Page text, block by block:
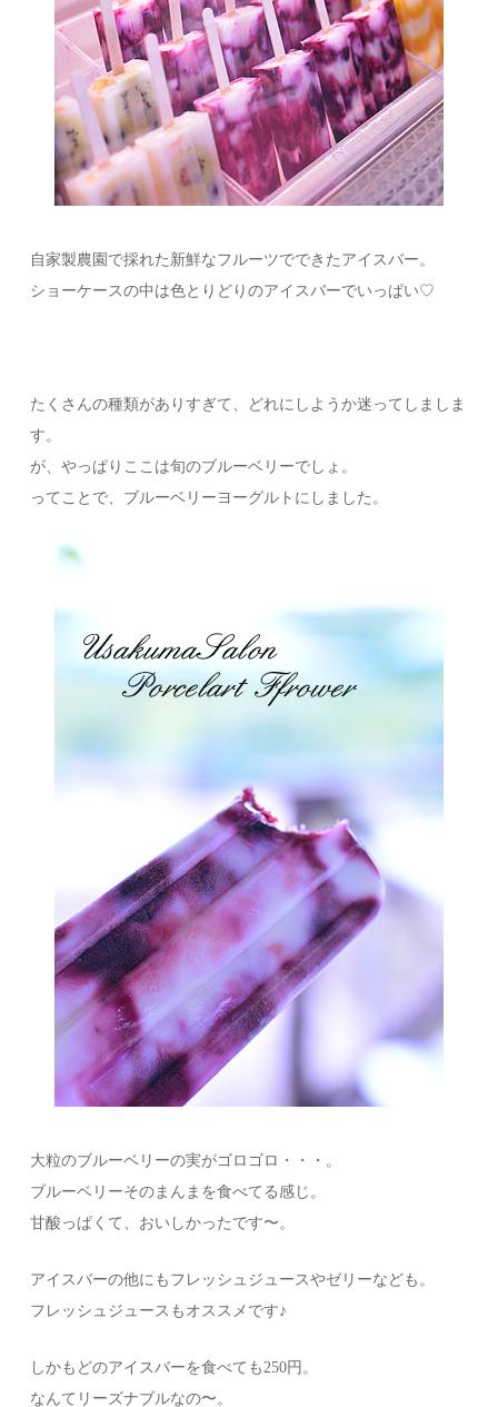
自家製農園で採れた新鮮なフルーツでできたアイスバー。
ショーケースの中は色とりどりのアイスバーでいっぱい♡
たくさんの種類がありすぎて、どれにしようか迷ってしましま
す。
が、やっぱりここは旬のブルーベリーでしょ。
ってことで、ブルーベリーヨーグルトにしました。
大粒のブルーベリーの実がゴロゴロ・・・。
ブルーベリーそのまんまを食べてる感じ。
甘酸っぱくて、おいしかったです〜。
アイスバーの他にもフレッシュジュースやゼリーなども。
フレッシュジュースもオススメです♪
しかもどのアイスバーを食べても250円。
なんてリーズナブルなの〜。